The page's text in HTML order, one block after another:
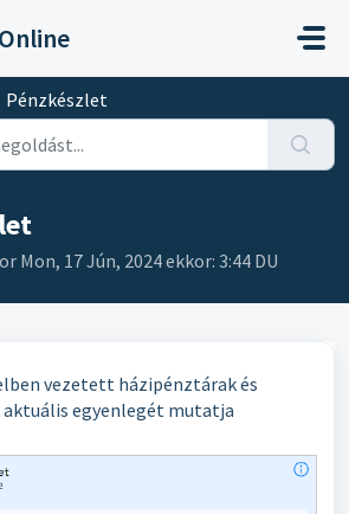
Pénzkészlet
Mon, 17 Jún, 2024 ekkor: 3:44 DU
vezetett házipénztárak és
aktuális egyenlegét mutatja